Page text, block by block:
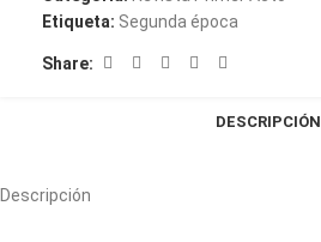
Etiqueta: Segunda época
Share:
DESCRIPCIÓN
Descripción